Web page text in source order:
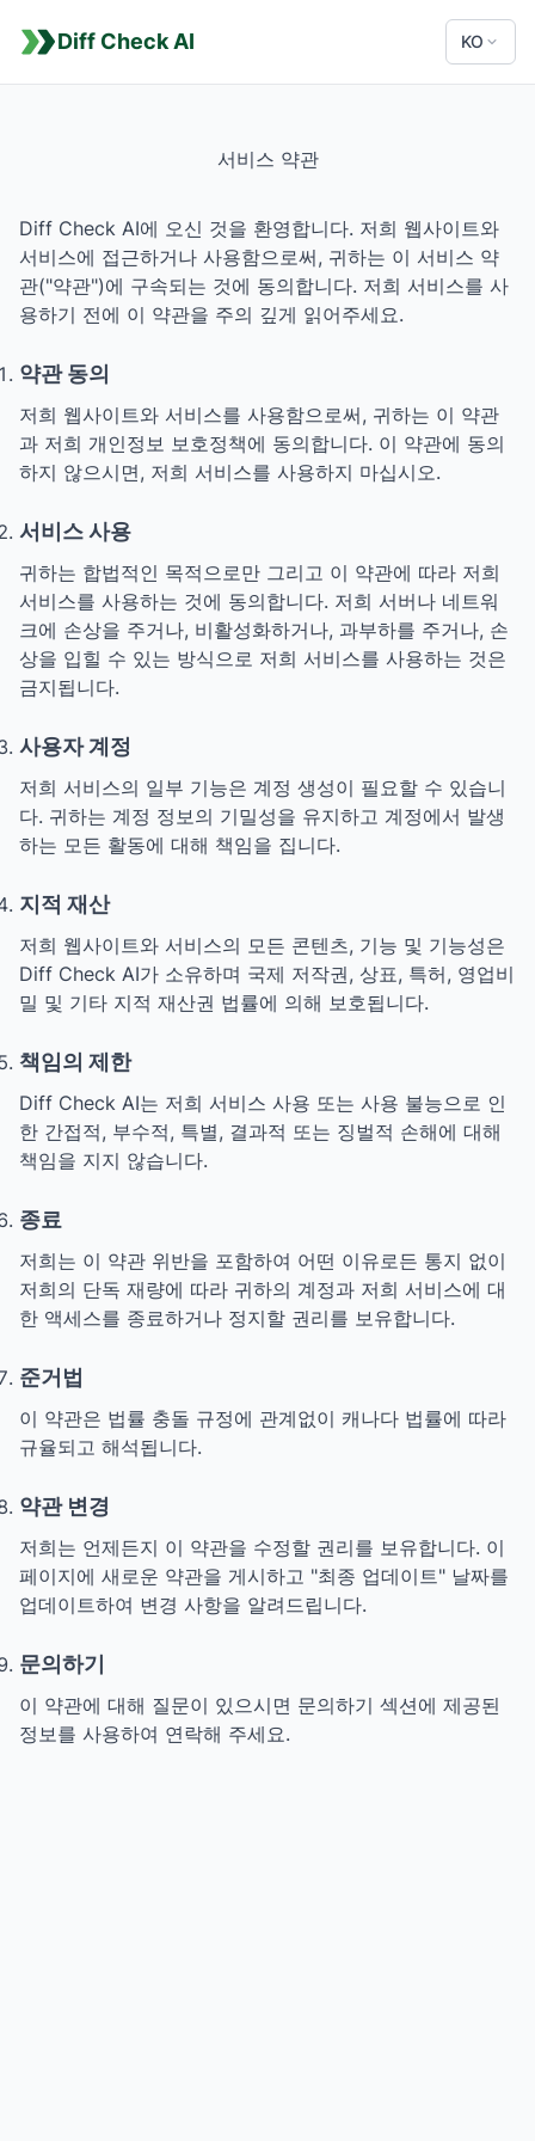
Diff Check AI KO
서비스 약관
Diff Check AI에 오신 것을 환영합니다. 저희 웹사이트와
서비스에 접근하거나 사용함으로써, 귀하는 이 서비스 약
관("약관")에 구속되는 것에 동의합니다. 저희 서비스를 사
용하기 전에 이 약관을 주의 깊게 읽어주세요.
약관 동의
저희 웹사이트와 서비스를 사용함으로써, 귀하는 이 약관
과 저희 개인정보 보호정책에 동의합니다. 이 약관에 동의
하지 않으시면, 저희 서비스를 사용하지 마십시오.
서비스 사용
귀하는 합법적인 목적으로만 그리고 이 약관에 따라 저희
서비스를 사용하는 것에 동의합니다. 저희 서버나 네트워
크에 손상을 주거나, 비활성화하거나, 과부하를 주거나, 손
상을 입힐 수 있는 방식으로 저희 서비스를 사용하는 것은
금지됩니다.
사용자 계정
저희 서비스의 일부 기능은 계정 생성이 필요할 수 있습니
다. 귀하는 계정 정보의 기밀성을 유지하고 계정에서 발생
하는 모든 활동에 대해 책임을 집니다.
지적 재산
저희 웹사이트와 서비스의 모든 콘텐츠, 기능 및 기능성은
Diff Check AI가 소유하며 국제 저작권, 상표, 특허, 영업비
밀 및 기타 지적 재산권 법률에 의해 보호됩니다.
책임의 제한
Diff Check AI는 저희 서비스 사용 또는 사용 불능으로 인
한 간접적, 부수적, 특별, 결과적 또는 징벌적 손해에 대해
책임을 지지 않습니다.
종료
저희는 이 약관 위반을 포함하여 어떤 이유로든 통지 없이
저희의 단독 재량에 따라 귀하의 계정과 저희 서비스에 대
한 액세스를 종료하거나 정지할 권리를 보유합니다.
준거법
이 약관은 법률 충돌 규정에 관계없이 캐나다 법률에 따라
규율되고 해석됩니다.
약관 변경
저희는 언제든지 이 약관을 수정할 권리를 보유합니다. 이
페이지에 새로운 약관을 게시하고 "최종 업데이트" 날짜를
업데이트하여 변경 사항을 알려드립니다.
문의하기
이 약관에 대해 질문이 있으시면 문의하기 섹션에 제공된
정보를 사용하여 연락해 주세요.